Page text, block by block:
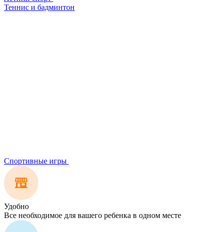
Теннис и бадминтон
Спортивные игры
Удобно
Все необходимое для вашего ребенка в одном месте